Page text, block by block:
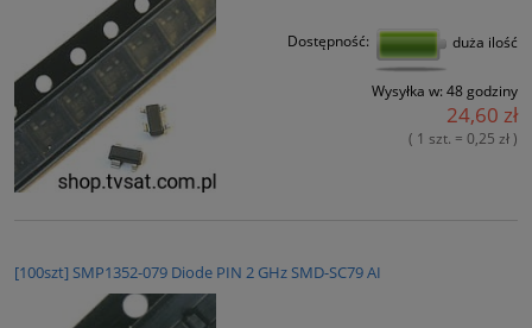
Dostępność: duża ilość
Wysyłka w: 48 godziny
24,60 zł
( 1 szt. = 0,25 zł )
[100szt] SMP1352-079 Diode PIN 2 GHz SMD-SC79 AI